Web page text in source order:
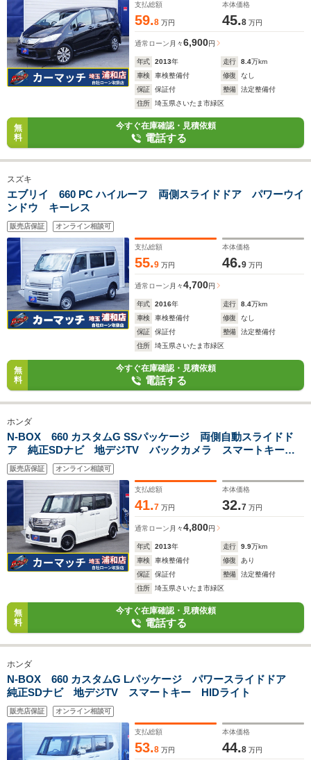
支払総額
59.8 万円
本体価格
45.8 万円
通常ローン 月々6,900円
年式 2013年 走行 8.4万km
車検
車検整備付 修復
なし
保証
保証付 整備
法定整備付
住所
埼玉県さいたま市緑区
無
料
今すぐ在庫確認・見積依頼
電話する
スズキ
エブリイ 660 PC ハイルーフ 両側スライドドア パワーウイ
ンドウ キーレス
販売店保証 オンライン相談可
支払総額
55.9 万円
本体価格
46.9 万円
通常ローン 月々4,700円
年式 2016年 走行 8.4万km
車検
車検整備付 修復
なし
保証
保証付 整備
法定整備付
住所
埼玉県さいたま市緑区
無
料
今すぐ在庫確認・見積依頼
電話する
ホンダ
N-BOX 660 カスタムG SSパッケージ 両側自動スライドド
ア 純正SDナビ 地デジTV バックカメラ スマートキー
HIDライト ETC
販売店保証 オンライン相談可
支払総額
41.7 万円
本体価格
32.7 万円
通常ローン 月々4,800円
年式 2013年 走行 9.9万km
車検
車検整備付 修復
あり
保証
保証付 整備
法定整備付
住所
埼玉県さいたま市緑区
無
料
今すぐ在庫確認・見積依頼
電話する
ホンダ
N-BOX 660 カスタムG Lパッケージ パワースライドドア
純正SDナビ 地デジTV スマートキー HIDライト
販売店保証 オンライン相談可
支払総額
53.8 万円
本体価格
44.8 万円